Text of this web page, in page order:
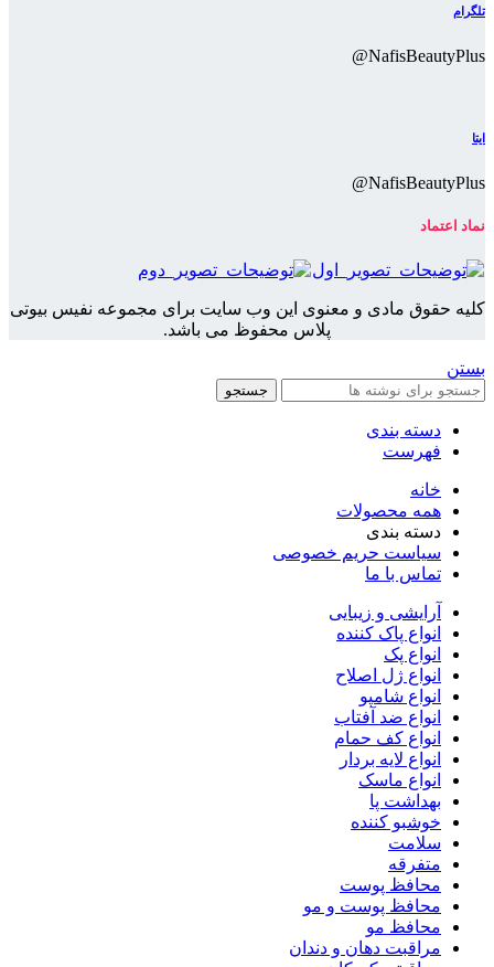
تلگرام
NafisBeautyPlus@
ایتا
NafisBeautyPlus@
نماد اعتماد
کلیه حقوق مادی و معنوی این وب سایت برای مجموعه نفیس بیوتی
پلاس محفوظ می باشد.
بستن
جستجو
دسته بندی
فهرست
خانه
همه محصولات
دسته بندی
سیاست حریم خصوصی
تماس با ما
آرایشی و زیبایی
انواع پاک کننده
انواع پک
انواع ژل اصلاح
انواع شامپو
انواع ضد آفتاب
انواع کف حمام
انواع لایه بردار
انواع ماسک
بهداشت پا
خوشبو کننده
سلامت
متفرقه
محافظ پوست
محافظ پوست و مو
محافظ مو
مراقبت دهان و دندان